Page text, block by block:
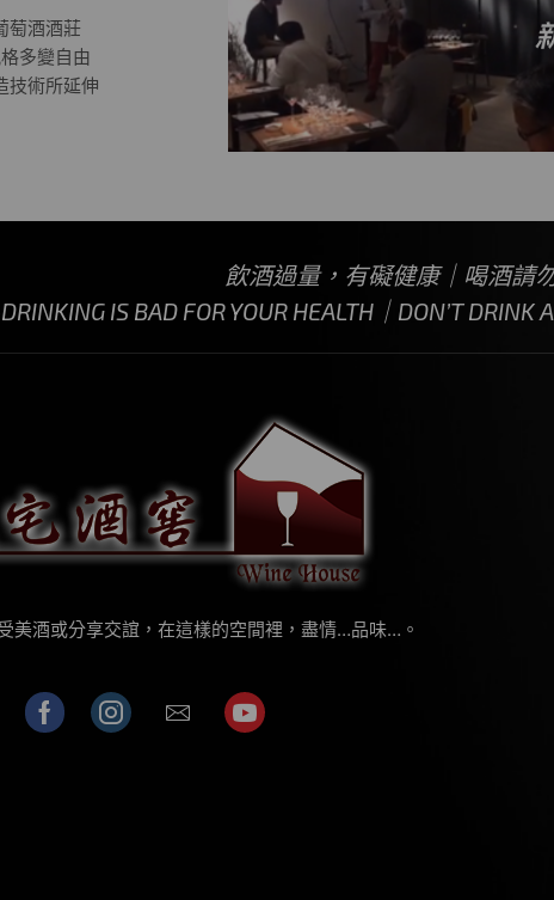
萄酒酒莊
多變自由
技術所延伸
飲酒過量，有礙健康｜喝酒請
IS BAD FOR YOUR HEALTH｜DON’T
美酒或分享交誼，在這樣的空間裡，盡情…品味…。